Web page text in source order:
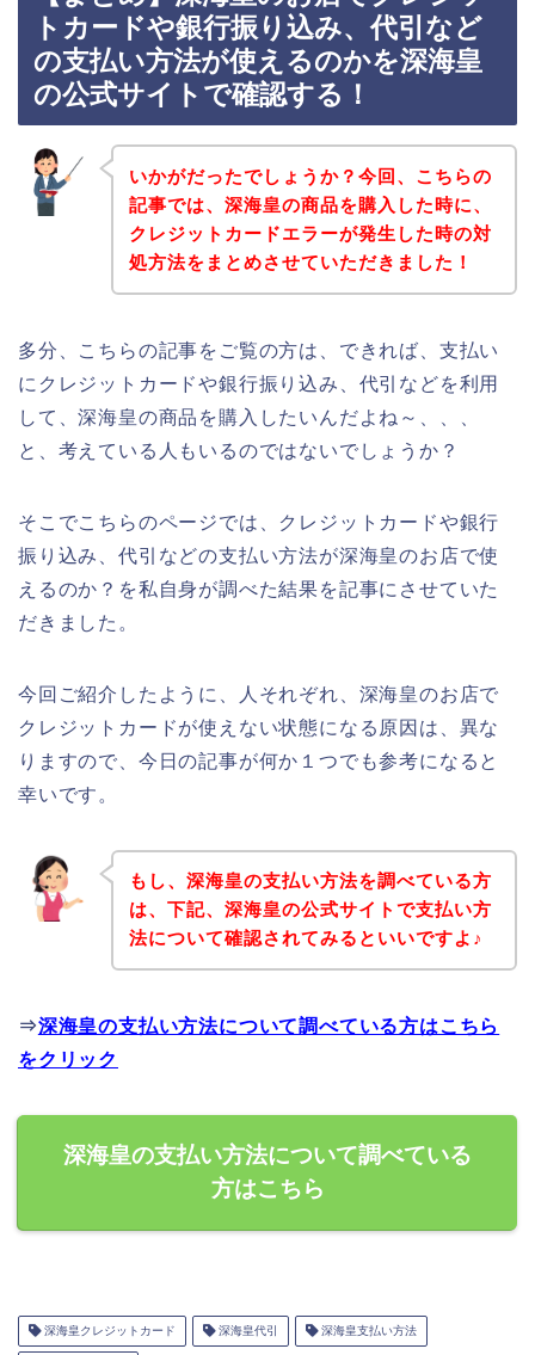
トカードや銀行振り込み、代引など
の支払い方法が使えるのかを深海皇
の公式サイトで確認する！
いかがだったでしょうか？今回、こちらの
記事では、深海皇の商品を購入した時に、
クレジットカードエラーが発生した時の対
処方法をまとめさせていただきました！
多分、こちらの記事をご覧の方は、できれば、支払い
にクレジットカードや銀行振り込み、代引などを利用
して、深海皇の商品を購入したいんだよね～、、、
と、考えている人もいるのではないでしょうか？
そこでこちらのページでは、クレジットカードや銀行
振り込み、代引などの支払い方法が深海皇のお店で使
えるのか？を私自身が調べた結果を記事にさせていた
だきました。
今回ご紹介したように、人それぞれ、深海皇のお店で
クレジットカードが使えない状態になる原因は、異な
りますので、今日の記事が何か１つでも参考になると
幸いです。
もし、深海皇の支払い方法を調べている方
は、下記、深海皇の公式サイトで支払い方
法について確認されてみるといいですよ♪
⇒深海皇の支払い方法について調べている方はこちら
をクリック
深海皇の支払い方法について調べている
方はこちら
深海皇クレジットカード 深海皇代引 深海皇支払い方法